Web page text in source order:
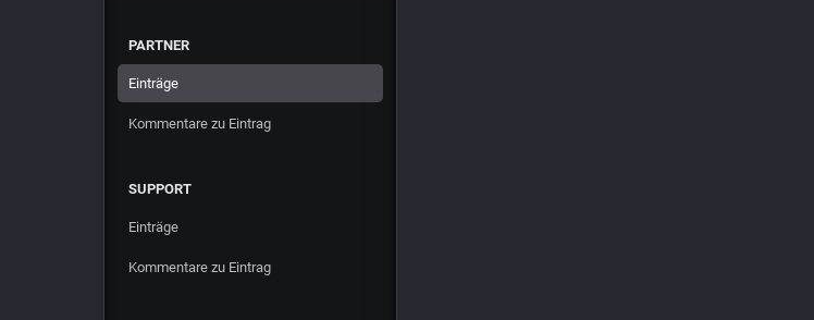
PARTNER
Einträge
Kommentare zu Eintrag
SUPPORT
Einträge
Kommentare zu Eintrag